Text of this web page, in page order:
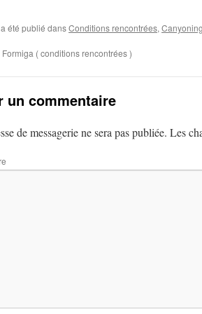
été publié dansConditions rencontrées, Canyoning
( conditions rencontrées )
un commentaire
de messagerie ne sera pas publiée. Les